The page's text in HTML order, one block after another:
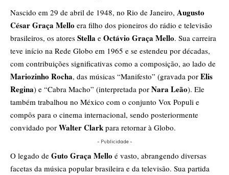
Nascido em 29 de abril de 1948, no Rio de Janeiro, Augusto
César Graça Mello era filho dos pioneiros do rádio e televisão
brasileiros, os atores Stella e Octávio Graça Mello. Sua carreira
teve início na Rede Globo em 1965 e se estendeu por décadas,
com contribuições significativas como a composição, ao lado de
Mariozinho Rocha, das músicas “Manifesto” (gravada por Elis
Regina) e “Cabra Macho” (interpretada por Nara Leão). Ele
também trabalhou no México com o conjunto Vox Populi e
compôs para o cinema internacional, sendo posteriormente
convidado por Walter Clark para retornar à Globo.
- Publicidade -
O legado de Guto Graça Mello é vasto, abrangendo diversas
facetas da música popular brasileira e da televisão. Sua partida